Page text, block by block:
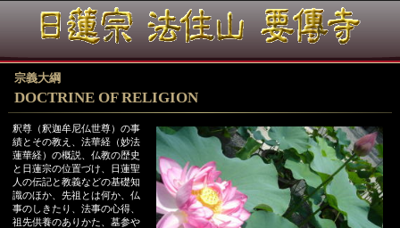
宗義大綱
DOCTRINE OF RELIGION
釈尊（釈迦牟尼仏世尊）の事
績とその教え、法華経（妙法
蓮華経）の概説、仏教の歴史
と日蓮宗の位置づけ、日蓮聖
人の伝記と教義などの基礎知
識のほか、先祖とは何か、仏
事のしきたり、法事の心得、
祖先供養のありかた、墓参や